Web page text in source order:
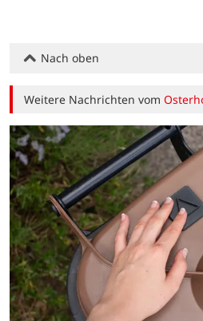
Nach oben
Weitere Nachrichten vom